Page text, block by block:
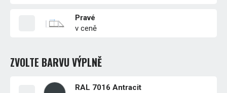
Pravé
v ceně
ZVOLTE BARVU VÝPLNĚ
RAL 7016 Antracit